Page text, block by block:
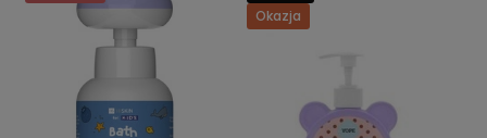
Okazja